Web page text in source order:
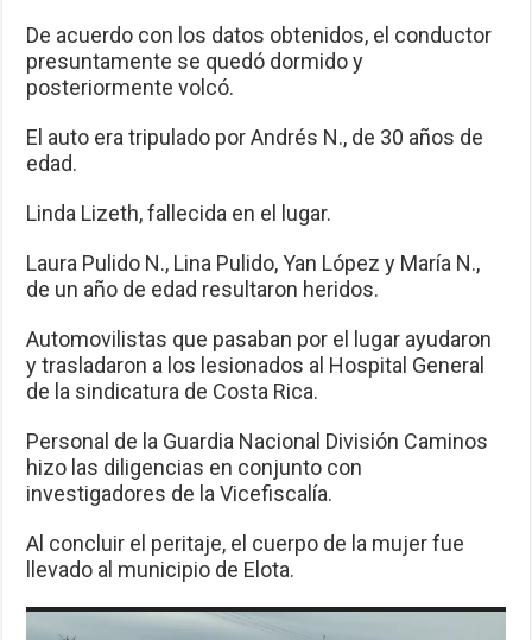
De acuerdo con los datos obtenidos, el conductor
presuntamente se quedó dormido y
posteriormente volcó.
El auto era tripulado por Andrés N., de 30 años de
edad.
Linda Lizeth, fallecida en el lugar.
Laura Pulido N., Lina Pulido, Yan López y María N.,
de un año de edad resultaron heridos.
Automovilistas que pasaban por el lugar ayudaron
y trasladaron a los lesionados al Hospital General
de la sindicatura de Costa Rica.
Personal de la Guardia Nacional División Caminos
hizo las diligencias en conjunto con
investigadores de la Vicefiscalía.
Al concluir el peritaje, el cuerpo de la mujer fue
llevado al municipio de Elota.
Reproductor